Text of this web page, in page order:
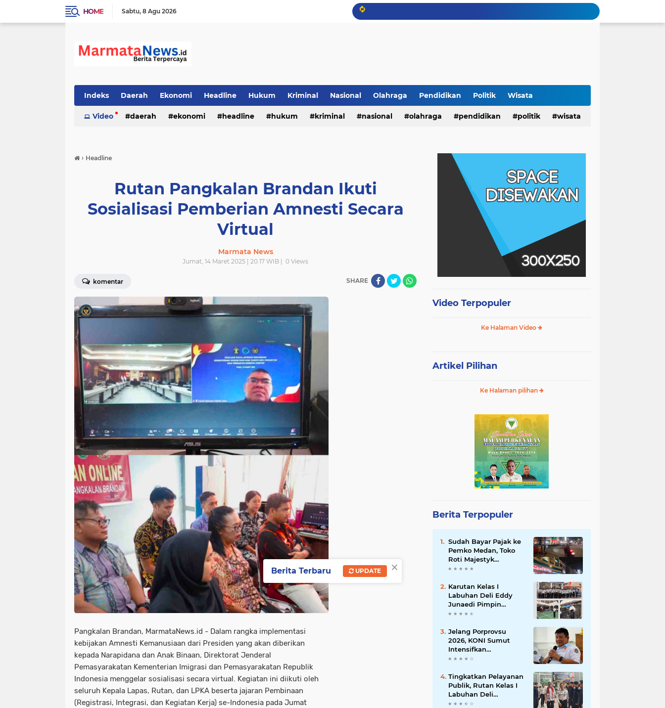
HOME Sabtu 8 Agu 2026
Indeks Daerah Ekonomi Headline Hukum Kriminal Nasional Olahraga Pendidikan Politik Wisata
Video daerah ekonomi headline hukum kriminal nasional olahraga pendidikan politik wisata
› Headline
Rutan Pangkalan Brandan Ikuti
Sosialisasi Pemberian Amnesti Secara
Virtual
Marmata News
Jumat, 14 Maret 2025 | 20.17 WIB | 0 Views
komentar SHARE
Pangkalan Brandan, MarmataNews.id - Dalam rangka implementasi
kebijakan Amnesti Kemanusiaan dari Presiden yang akan diberikan
kepada Narapidana dan Anak Binaan, Direktorat Jenderal
Pemasyarakatan Kementerian Imigrasi dan Pemasyarakatan Republik
Indonesia menggelar sosialisasi secara virtual. Kegiatan ini diikuti oleh
seluruh Kepala Lapas, Rutan, dan LPKA beserta jajaran Pembinaan
(Registrasi, Integrasi, dan Kegiatan Kerja) se-Indonesia pada Jumat
Video Terpopuler
Ke Halaman Video
Artikel Pilihan
Ke Halaman pilihan
Berita Terpopuler
Sudah Bayar Pajak ke
Pemko Medan, Toko
Roti Majestyk
Terancam Gulung
Jalan Ditutup
Pedagang Angkringan
Karutan Kelas I
Labuhan Deli Eddy
Junaedi Pimpin
Upacara Peringatan
2026
Jelang Porprovsu
2026, KONI Sumut
Intensifkan
Pembinaan Atlet
Tingkatkan Pelayanan
Publik, Rutan Kelas I
Labuhan Deli
Menerima Kunjungan
×
Berita Terbaru UPDATE